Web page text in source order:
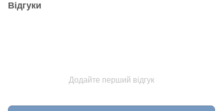
Відгуки
Додайте перший відгук